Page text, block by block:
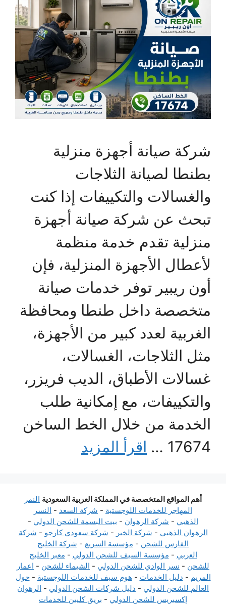
شركة صيانة أجهزة منزلية
بطنطا لصيانة الثلاجات
والغسالات والتكييفات إذا كنت
تبحث عن شركة صيانة أجهزة
منزلية تقدم خدمة منظمة
لأعطال الأجهزة المنزلية، فإن
أون ريبير توفر خدمات صيانة
متخصصة داخل طنطا ومحافظة
الغربية لعدد كبير من الأجهزة،
مثل الثلاجات، الغسالات،
غسالات الأطباق، الديب فريزر،
والتكييفات، مع إمكانية طلب
الخدمة من خلال الخط الساخن
17674 …
اقرأ المزيد
أهم المواقع المتخصصة في المملكة العربية السعودية النمر
المهاجر للخدمات اللوجستية - شركة السعد - النسر
الذهبي - شركة الرهوان - بيت البسمة للشحن الدولي -
الرهوان الذهبي - شركة الخير - شركة سعودي كارجو - شركة
الفارس للشحن - مؤسسة السريع - شركة الخليج
العربي - مؤسسة السيف للشحن الدولي - معبر الخليج
للشحن - نسر الوادي للشحن الدولي - الشيماء للشحن - اعمار
المريم - دليل الخدمات - هوم سيف للخدمات اللوجستية -حول
العالم للشحن الدولي - دليل شركات الشحن الدولي - الرهوان
إكسبريس للشحن الدولي - بريق كليين للخدمات